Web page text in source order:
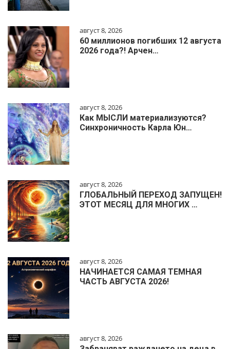
август 8, 2026
60 миллионов погибших 12 августа
2026 года?! Арчен…
август 8, 2026
Как МЫСЛИ материализуются?
Синхроничность Карла Юн…
август 8, 2026
ГЛОБАЛЬНЫЙ ПЕРЕХОД ЗАПУЩЕН!
ЭТОТ МЕСЯЦ ДЛЯ МНОГИХ …
август 8, 2026
НАЧИНАЕТСЯ САМАЯ ТЕМНАЯ
ЧАСТЬ АВГУСТА 2026!
август 8, 2026